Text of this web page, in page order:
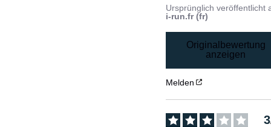
Ursprünglich veröffentlicht
i-run.fr (fr)
Originalbewertung
anzeigen
Melden
3